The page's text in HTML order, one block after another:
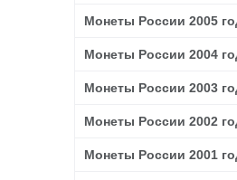
Монеты России 2005
Монеты России 2004
Монеты России 2003
Монеты России 2002
Монеты России 2001